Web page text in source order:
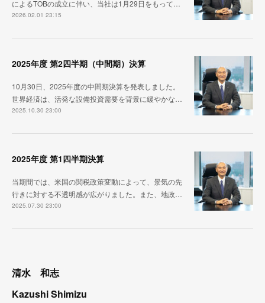
によるTOBの成立に伴い、当社は1月29日をもって…
2026.02.01 23:15
2025年度 第2四半期（中間期）決算
10月30日、2025年度の中間期決算を発表しました。
世界経済は、活発な設備投資需要を背景に緩やかな…
2025.10.30 23:00
2025年度 第1四半期決算
当期間では、米国の関税政策変動によって、景気の先
行きに対する不透明感が広がりました。また、地政…
2025.07.30 23:00
清水 和志
Kazushi Shimizu